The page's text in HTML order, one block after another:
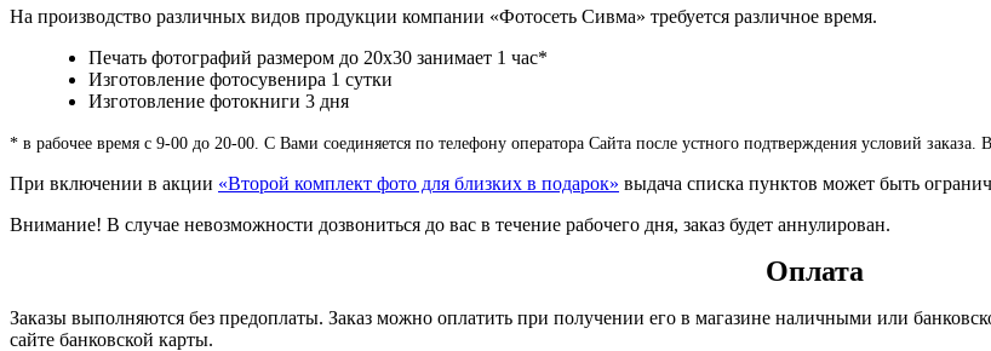
На производство различных видов продукции компании «Фотосеть Сивма» требуется различное время.
Печать фотографий размером до 20х30 занимает 1 час*
Изготовление фотосувенира 1 сутки
Изготовление фотокниги 3 дня
* в рабочее время с 9-00 до 20-00. С Вами соединяется по телефону оператора Сайта после устного подтверждения условий заказа.
При включении в акции «Второй комплект фото для близких в подарок» выдача списка пунктов может быть
Внимание! В случае невозможности дозвониться до вас в течение рабочего дня, заказ будет аннулирован.
Оплата
Заказы выполняются без предоплаты. Заказ можно оплатить при получении его в магазине наличными или
сайте банковской карты.